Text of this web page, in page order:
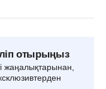
отырыңыз
жаңалықтарынан,